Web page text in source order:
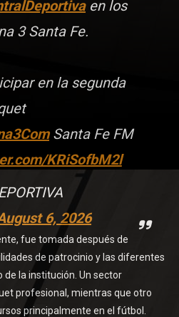
en los
3 Santa Fe.
en la segunda
Santa Fe FM
KRiSofbM2l
6, 2026
fue tomada después de
de patrocinio y las diferentes
la institución. Un sector
profesional, mientras que otro
principalmente en el fútbol.